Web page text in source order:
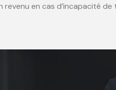
en cas d’incapacité de